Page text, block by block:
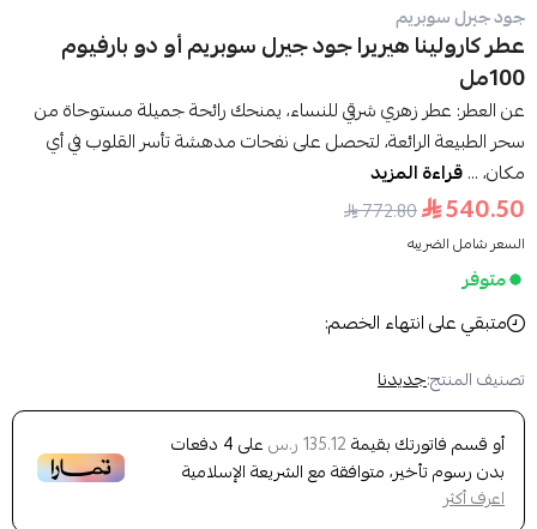
جود جيرل سوبريم
عطر كارولينا هيريرا جود جيرل سوبريم أو دو بارفيوم
100مل
عن العطر: عطر زهري شرقي للنساء، يمنحك رائحة جميلة مستوحاة من
سحر الطبيعة الرائعة، لتحصل على نفحات مدهشة تأسر القلوب في أي
مكان، ...قراءة المزيد
540.50
772.80
السعر شامل الضريبه
متوفر
متبقي على انتهاء الخصم:
تصنيف المنتج:جديدنا
أو قسم فاتورتك بقيمة 135.12 ر.س على4 دفعات
بدون رسوم تأخير، متوافقة مع الشريعة الإسلامية
اعرف أكثر